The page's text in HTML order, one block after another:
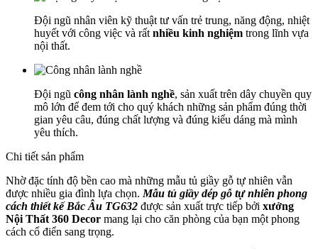
Đội ngũ nhân viên kỹ thuật tư vấn trẻ trung, năng động, nhiệt
huyết với công việc và rất nhiều kinh nghiệm trong lĩnh vựa
nội thất.
Đội ngũ công nhân lành nghề, sản xuất trên dây chuyền quy
mô lớn để đem tới cho quý khách những sản phẩm đúng thời
gian yêu câu, đúng chất lượng và đúng kiểu dáng mà mình
yêu thích.
Chi tiết sản phẩm
Nhờ đặc tính độ bền cao mà những mẫu tủ giầy gỗ tự nhiên vẫn
được nhiều gia đình lựa chọn. Mẫu tủ giầy dép gỗ tự nhiên phong
cách thiết kế Bắc Âu TG632 được sản xuất trực tiếp bởi xưởng
Nội Thất 360 Decor mang lại cho căn phòng của bạn một phong
cách cổ điển sang trọng.